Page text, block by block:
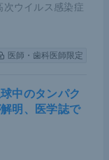
いた際の効果を
チンにペムブ
偽薬）を併用
ウイルス感染症
医師・歯科医師限定
中のタンパク
明、医学誌で